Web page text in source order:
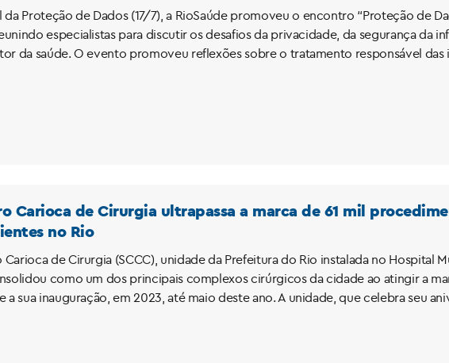
da Proteção de Dados (17/7), a RioSaúde promoveu o encontro “Proteção de
especialistas para discutir os desafios da privacidade, da segurança da
da saúde. O evento promoveu reflexões sobre o tratamento responsável
Carioca de Cirurgia ultrapassa a marca de 61 mil
no Rio
de Cirurgia (SCCC), unidade da Prefeitura do Rio instalada no Hospital
como um dos principais complexos cirúrgicos da cidade ao atingir a
a sua inauguração, em 2023, até maio deste ano. A unidade, que celebra seu